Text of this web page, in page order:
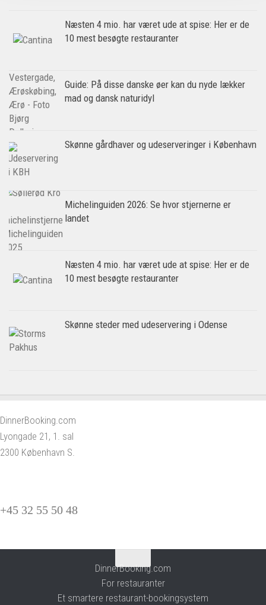
Næsten 4 mio. har været ude at spise: Her er de
10 mest besøgte restauranter
Guide: På disse danske øer kan du nyde lækker
mad og dansk naturidyl
Skønne gårdhaver og udeserveringer i København
Michelinguiden 2026: Se hvor stjernerne er
landet
Næsten 4 mio. har været ude at spise: Her er de
10 mest besøgte restauranter
Skønne steder med udeservering i Odense
DinnerBooking.com
Lyongade 21, 1. sal
2300 København S.
+45 32 55 50 48
DinnerBooking.com
For restauranter
Et smartere restaurant-bookingsystem